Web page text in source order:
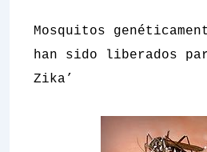
Mosquitos
han sido liberados
Zika’